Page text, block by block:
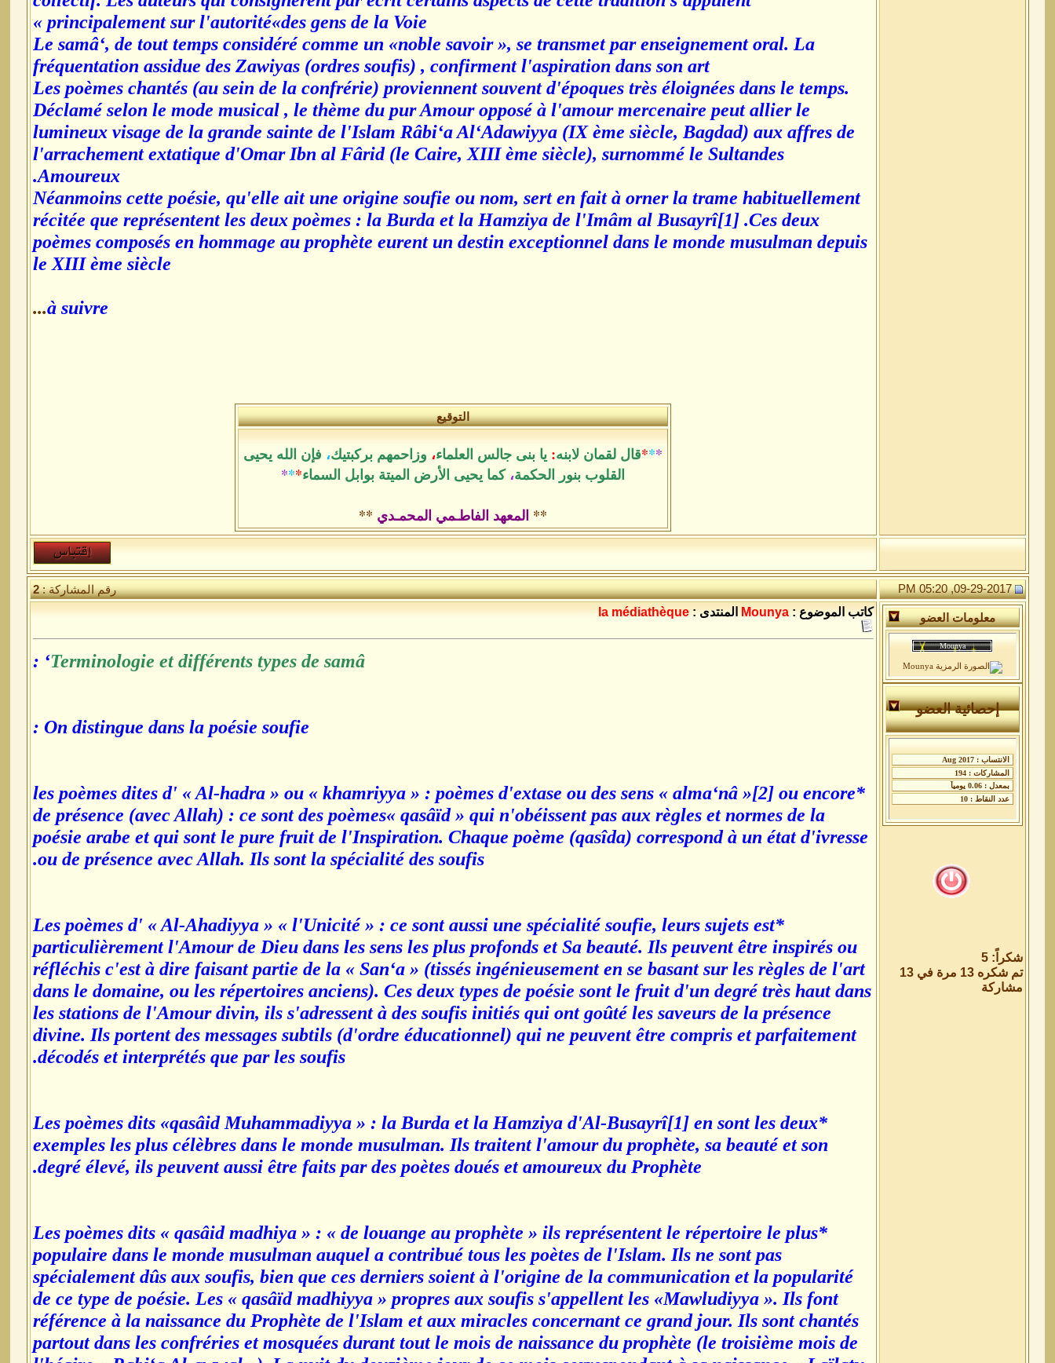
principalement sur l'autorité«des gens de la Voie »
Le samâ‘, de tout temps considéré comme un «noble savoir », se transmet par enseignement oral. La
fréquentation assidue des Zawiyas (ordres soufis) , confirment l'aspiration dans son art
Les poèmes chantés (au sein de la confrérie) proviennent souvent d'époques très éloignées dans le temps.
Déclamé selon le mode musical , le thème du pur Amour opposé à l'amour mercenaire peut allier le
lumineux visage de la grande sainte de l'Islam Râbi‘a Al‘Adawiyya (IX ème siècle, Bagdad) aux affres de
l'arrachement extatique d'Omar Ibn al Fârid (le Caire, XIII ème siècle), surnommé le Sultandes
Amoureux.
Néanmoins cette poésie, qu'elle ait une origine soufie ou nom, sert en fait à orner la trame habituellement
récitée que représentent les deux poèmes : la Burda et la Hamziya de l'Imâm al Busayrî[1] .Ces deux
poèmes composés en hommage au prophète eurent un destin exceptionnel dans le monde musulman depuis
le XIII ème siècle
à suivre
...
التوقيع
*
*
*قال لقمان لابنه: يا بنى جالس العلماء، وزاحمهم بركبتيك، فإن الله يحيى
القلوب بنور الحكمة، كما يحيى الأرض الميتة بوابل السماء*
*
*
** المعهد الفاطـمي المحمـدي **
09-29-2017, 05:20 PM رقم المشاركة :2
معلومات العضو
إحصائية العضو
شكراً: 5
تم شكره 13 مرة في 13
مشاركة
كاتب الموضوع : Mounya المنتدى : la médiathèque
Terminologie et différents types de samâ
‘ :
On distingue dans la poésie soufie :
*les poèmes dites d' « Al-hadra » ou « khamriyya » : poèmes d'extase ou des sens « alma‘nâ »[2] ou encore
de présence (avec Allah) : ce sont des poèmes« qasâïd » qui n'obéissent pas aux règles et normes de la
poésie arabe et qui sont le pure fruit de l'Inspiration. Chaque poème (qasîda) correspond à un état d'ivresse
ou de présence avec Allah. Ils sont la spécialité des soufis.
*Les poèmes d' « Al-Ahadiyya » « l'Unicité » : ce sont aussi une spécialité soufie, leurs sujets est
particulièrement l'Amour de Dieu dans les sens les plus profonds et Sa beauté. Ils peuvent être inspirés ou
réfléchis c'est à dire faisant partie de la « San‘a » (tissés ingénieusement en se basant sur les règles de l'art
dans le domaine, ou les répertoires anciens). Ces deux types de poésie sont le fruit d'un degré très haut dans
les stations de l'Amour divin, ils s'adressent à des soufis initiés qui ont goûté les saveurs de la présence
divine. Ils portent des messages subtils (d'ordre éducationnel) qui ne peuvent être compris et parfaitement
décodés et interprétés que par les soufis.
*Les poèmes dits «qasâid Muhammadiyya » : la Burda et la Hamziya d'Al-Busayrî[1] en sont les deux
exemples les plus célèbres dans le monde musulman. Ils traitent l'amour du prophète, sa beauté et son
degré élevé, ils peuvent aussi être faits par des poètes doués et amoureux du Prophète.
*Les poèmes dits « qasâid madhiya » : « de louange au prophète » ils représentent le répertoire le plus
populaire dans le monde musulman auquel a contribué tous les poètes de l'Islam. Ils ne sont pas
spécialement dûs aux soufis, bien que ces derniers soient à l'origine de la communication et la popularité
de ce type de poésie. Les « qasâïd madhiyya » propres aux soufis s'appellent les «Mawludiyya ». Ils font
référence à la naissance du Prophète de l'Islam et aux miracles concernant ce grand jour. Ils sont chantés
partout dans les confréries et mosquées durant tout le mois de naissance du prophète (le troisième mois de